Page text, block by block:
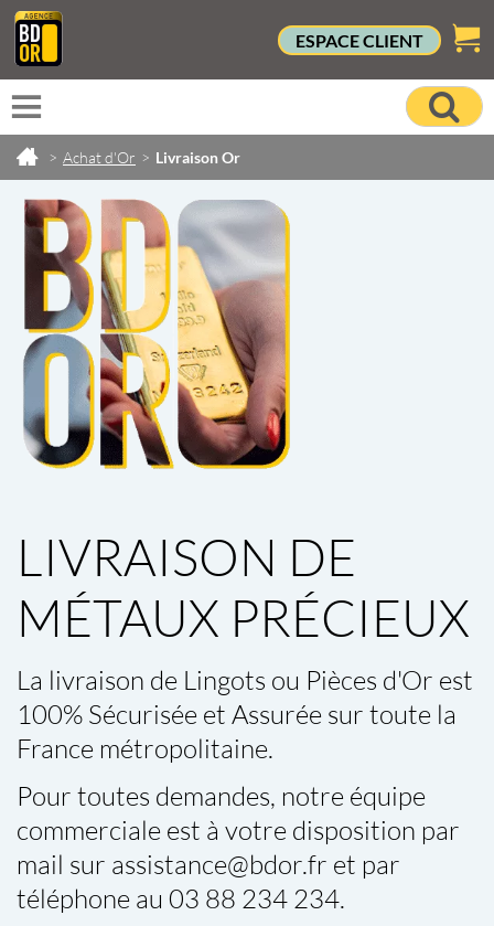
ESPACE CLIENT
> Achat d'Or > Livraison Or
LIVRAISON DE
MÉTAUX PRÉCIEUX
La livraison de Lingots ou Pièces d'Or est
100% Sécurisée et Assurée sur toute la
France métropolitaine.
Pour toutes demandes, notre équipe
commerciale est à votre disposition par
mail sur assistance@bdor.fr et par
téléphone au 03 88 234 234.